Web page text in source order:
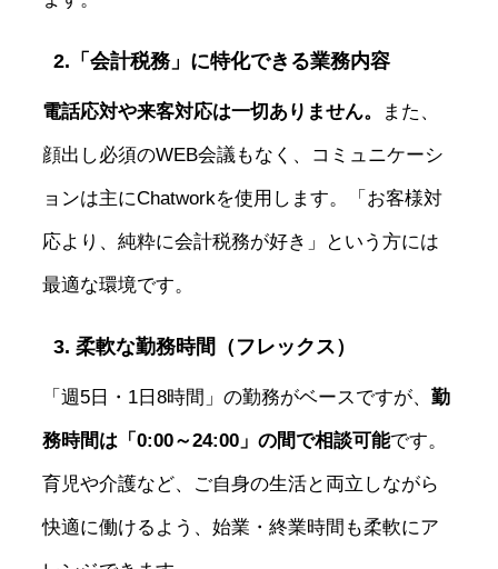
2.「会計税務」に特化できる業務内容
電話応対や来客対応は一切ありません。 また、
顔出し必須のWEB会議もなく、コミュニケーシ
ョンは主にChatworkを使用します。「お客様対
応より、純粋に会計税務が好き」という方には
最適な環境です。
3. 柔軟な勤務時間（フレックス）
「週5日・1日8時間」の勤務がベースですが、 勤
務時間は「0:00～24:00」の間で相談可能です。
育児や介護など、ご自身の生活と両立しながら
快適に働けるよう、始業・終業時間も柔軟にア